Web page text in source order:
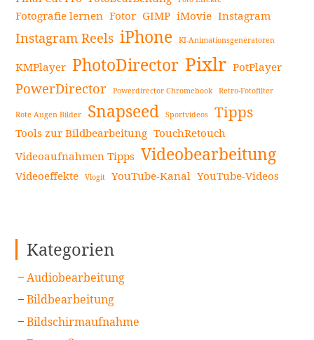
Fotografie lernen Fotor GIMP iMovie Instagram
Instagram Reels iPhone KI-Animationsgeneratoren
KMPlayer PhotoDirector Pixlr PotPlayer
PowerDirector Powerdirector Chromebook Retro-Fotofilter
Rote Augen Bilder Snapseed Sportvideos Tipps
Tools zur Bildbearbeitung TouchRetouch
Videoaufnahmen Tipps Videobearbeitung
Videoeffekte Vlogit YouTube-Kanal YouTube-Videos
Kategorien
Audiobearbeitung
Bildbearbeitung
Bildschirmaufnahme